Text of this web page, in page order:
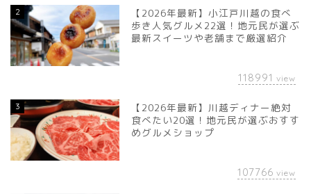
2
【2026年最新】小江戸川越の食べ
歩き人気グルメ22選！地元民が選ぶ
最新スイーツや老舗まで厳選紹介
118991 view
3
【2026年最新】川越ディナー絶対
食べたい20選！地元民が選ぶおすす
めグルメショップ
107766 view